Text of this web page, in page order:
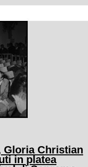
Gloria Christian
in platea